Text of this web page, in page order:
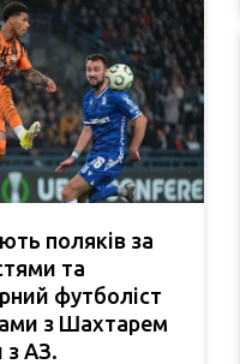
поляків за
та
футболіст
з Шахтарем
з АЗ.